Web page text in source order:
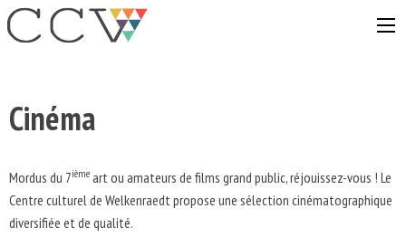
Aller
au
Cinéma
Mordus du 7ième art ou amateurs de films grand public, réjouissez-vous ! Le
Centre culturel de Welkenraedt propose une sélection cinématographique
diversifiée et de qualité.